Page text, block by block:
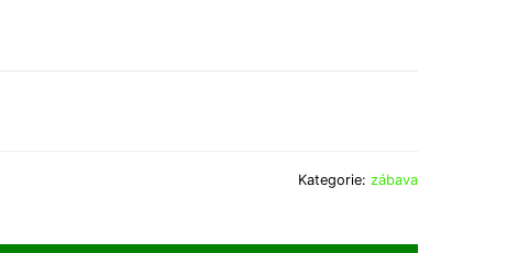
Kategorie: zábava